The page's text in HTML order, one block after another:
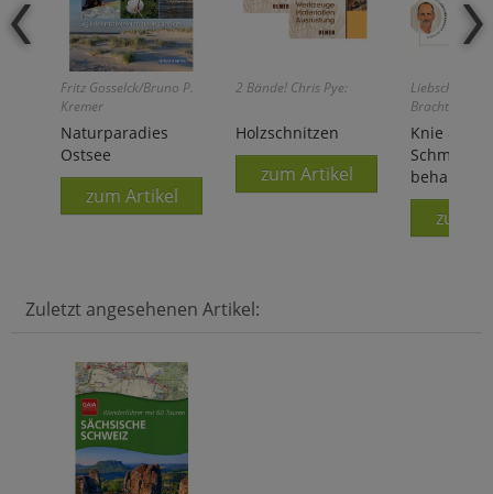
Fritz Gosselck/Bruno P.
Kremer
Naturparadies
Ostsee
zum Artikel
2 Bände! Chris Pye:
Holzschnitzen
zum Artikel
Liebscher-
Bracht/
Knie &
behandeln
zum
Zuletzt angesehenen Artikel: